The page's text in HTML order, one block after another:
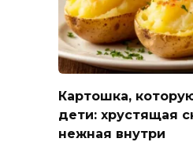
Картошка,
дети: хрустящая
нежная внутри